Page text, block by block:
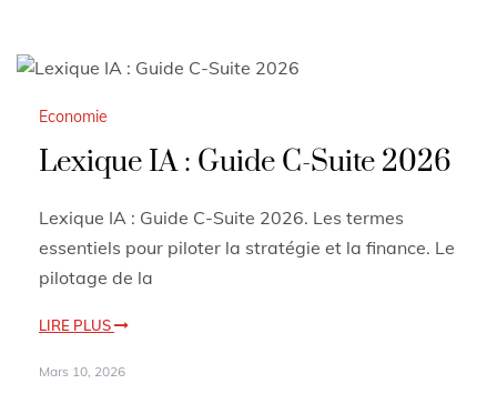
Economie
Lexique IA : Guide C-Suite 2026
Lexique IA : Guide C-Suite 2026. Les termes
essentiels pour piloter la stratégie et la finance. Le
pilotage de la
LIRE PLUS
Mars 10, 2026